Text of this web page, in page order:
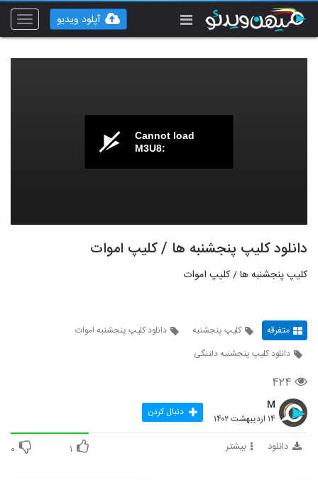
Toggle
آپلود ویدیو
Cannot load
M3U8:
دانلود کلیپ پنجشنبه ها / کلیپ اموات
کلیپ پنجشنبه ها / کلیپ اموات
متفرقه کلیپ پنجشنبه
دانلود کلیپ پنجشنبه اموات
دانلود کلیپ پنجشنبه دلتنگی
۴۲۴
M
۱۴ اردیبهشت ۱۴۰۲ دنبال کردن
دانلود بیشتر ۱ ۰